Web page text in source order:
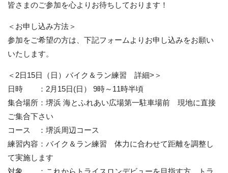
皆さまのご参加を心よりお待ちしております！
＜お申し込み方法＞
参加をご希望の方は、下記フォームよりお申し込みをお願い
いたします。
＜2日15日（日）バイク＆ラン練習 詳細>＞
日時 ：2月15日(日） 9時～11時半頃
集合場所：堺浜 海とふれあい広場第一駐車場前 現地に直接
ご集合下さい
コース ：堺浜周辺コース
練習内容：バイク＆ラン練習 体力に合わせて距離を調整し
て実施します
対象 ：これからトライスロンデビューを目指す方、トラ